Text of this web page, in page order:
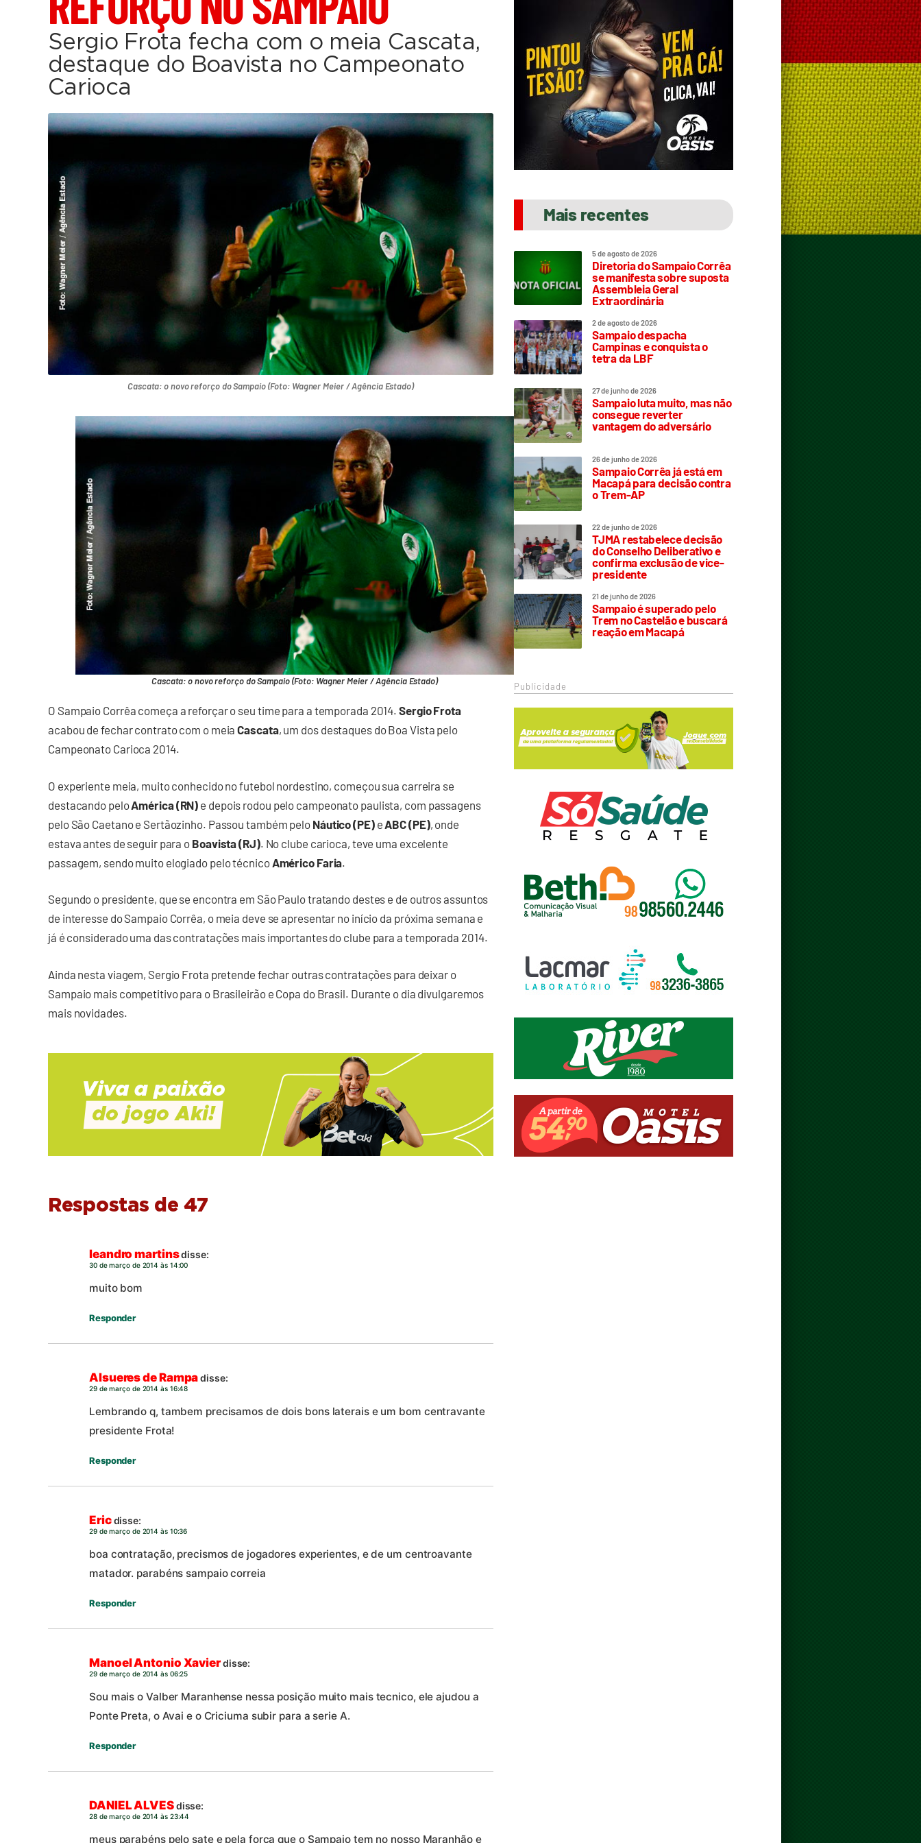
Sergio Frota fecha com o meia Cascata,
destaque do Boavista no Campeonato
Carioca
Cascata: o novo reforço do Sampaio (Foto: Wagner Meier / Agência Estado)
Cascata: o novo reforço do Sampaio (Foto: Wagner Meier / Agência Estado)
O Sampaio Corrêa começa a reforçar o seu time para a temporada 2014.Sergio Frota
acabou de fechar contrato com o meiaCascata, um dos destaques do Boa Vista pelo
Campeonato Carioca 2014.
O experiente meia, muito conhecido no futebol nordestino, começou sua carreira se
destacando peloAmérica (RN) e depois rodou pelo campeonato paulista, com passagens
pelo São Caetano e Sertãozinho. Passou também pelo Náutico (PE)e ABC (PE), onde
estava antes de seguir para o Boavista (RJ). No clube carioca, teve uma excelente
passagem, sendo muito elogiado pelo técnico Américo Faria.
Segundo o presidente, que se encontra em São Paulo tratando destes e de outros assuntos
de interesse do Sampaio Corrêa, o meia deve se apresentar no início da próxima semana e
já é considerado uma das contratações mais importantes do clube para a temporada 2014.
Ainda nesta viagem, Sergio Frota pretende fechar outras contratações para deixar o
Sampaio mais competitivo para o Brasileirão e Copa do Brasil. Durante o dia divulgaremos
mais novidades.
Respostas de 47
leandro martinsdisse:
30 de março de 2014 às 14:00
muito bom
Responder
Alsueres de Rampadisse:
29 de março de 2014 às 16:48
Lembrando q, tambem precisamos de dois bons laterais e um bom centravante
presidente Frota!
Responder
Ericdisse:
29 de março de 2014 às 10:36
boa contratação, precismos de jogadores experientes, e de um centroavante
matador. parabéns sampaio correia
Responder
Manoel Antonio Xavierdisse:
29 de março de 2014 às 06:25
Sou mais o Valber Maranhense nessa posição muito mais tecnico, ele ajudou a
Ponte Preta, o Avai e o Criciuma subir para a serie A.
Responder
DANIEL ALVESdisse:
28 de março de 2014 às 23:44
meus parabéns pelo sate e pela forca que o Sampaio tem no nosso Maranhão e
Mais recentes
5 de agosto de 2026
Diretoria do Sampaio Corrêa
se manifesta sobre suposta
Assembleia Geral
Extraordinária
2 de agosto de 2026
Sampaio despacha
Campinas e conquista o
tetra da LBF
27 de junho de 2026
Sampaio luta muito, mas não
consegue reverter
vantagem do adversário
26 de junho de 2026
Sampaio Corrêa já está em
Macapá para decisão contra
o Trem-AP
22 de junho de 2026
TJMA restabelece decisão
do Conselho Deliberativo e
confirma exclusão de vice-
presidente
21 de junho de 2026
Sampaio é superado pelo
Trem no Castelão e buscará
reação em Macapá
Publicidade